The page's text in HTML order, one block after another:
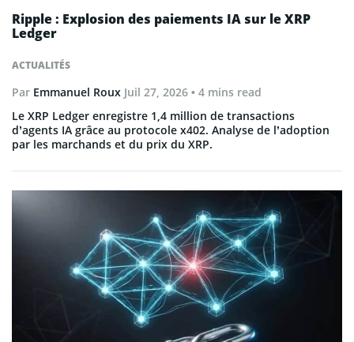
ACTUALITÉS
Ripple : Explosion des paiements IA sur le XRP
Ledger
Par Emmanuel Roux Juil 27, 2026 • 4 mins read
Le XRP Ledger enregistre 1,4 million de transactions
d’agents IA grâce au protocole x402. Analyse de l’adoption
par les marchands et du prix du XRP.